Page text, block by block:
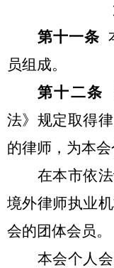
第十一条
员组成。
第十二条
法》规定取得
的律师，为本会
在本市依
境外律师执业
会的团体会员。
本会个人